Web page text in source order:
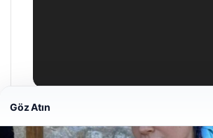
Nisan 28, 2026
Göz Atın